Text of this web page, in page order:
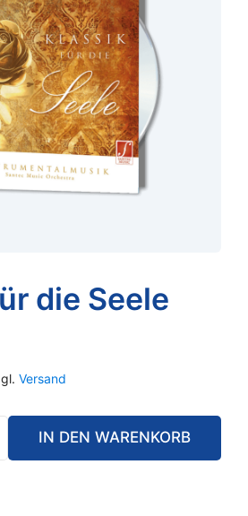
die Seele
Versand
Klassik
IN DEN WARENKORB